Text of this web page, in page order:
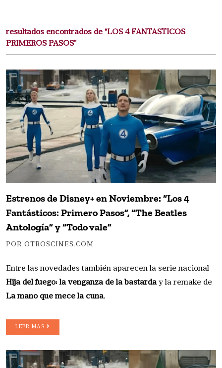
resultados encontrados de "LOS 4 FANTASTICOS
PRIMEROS PASOS"
Estrenos de Disney+ en Noviembre: “Los 4
Fantásticos: Primero Pasos”, “The Beatles
Antología” y “Todo vale”
POR OTROSCINES.COM
Entre las novedades también aparecen la serie nacional
Hija del fuego: la venganza de la bastarday la remake de
La mano que mece la cuna.
LEER MAS